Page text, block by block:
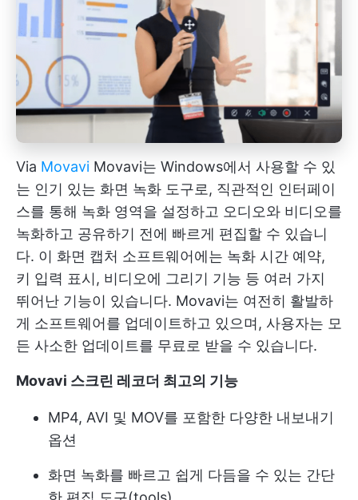
Via Movavi Movavi는 Windows에서 사용할 수 있
는 인기 있는 화면 녹화 도구로, 직관적인 인터페이
스를 통해 녹화 영역을 설정하고 오디오와 비디오를
녹화하고 공유하기 전에 빠르게 편집할 수 있습니
다. 이 화면 캡처 소프트웨어에는 녹화 시간 예약,
키 입력 표시, 비디오에 그리기 기능 등 여러 가지
뛰어난 기능이 있습니다. Movavi는 여전히 활발하
게 소프트웨어를 업데이트하고 있으며, 사용자는 모
든 사소한 업데이트를 무료로 받을 수 있습니다.
Movavi 스크린 레코더 최고의 기능
MP4, AVI 및 MOV를 포함한 다양한 내보내기
옵션
화면 녹화를 빠르고 쉽게 다듬을 수 있는 간단